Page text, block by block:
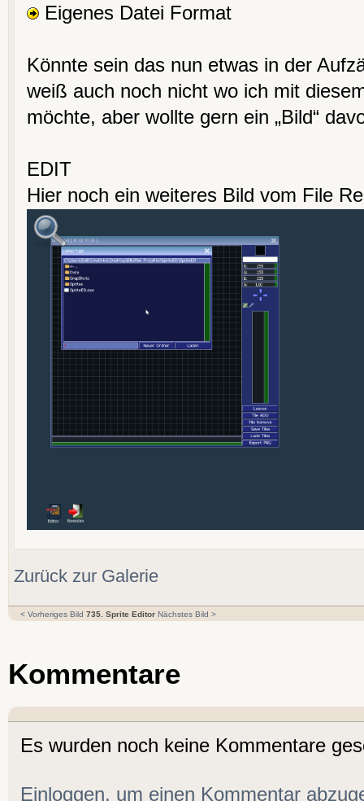
Eigenes Datei Format
Könnte sein das nun etwas in der
weiß auch noch nicht wo ich mit
möchte, aber wollte gern ein „Bild“
EDIT
Hier noch ein weiteres Bild vom File
Zurück zur Galerie
< Vorheriges Bild 735. Sprite Editor Nächstes Bild >
Kommentare
Es wurden noch keine Kommentare
Einloggen, um einen Kommentar